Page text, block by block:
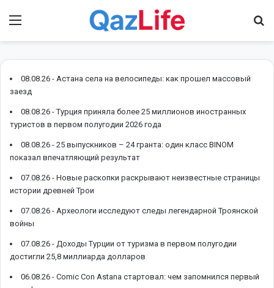
08.08.26 - Астана села на велосипеды: как прошел массовый
заезд
08.08.26 -Турция приняла более 25 миллионов иностранных
туристов в первом полугодии 2026 года
08.08.26 - 25 выпускников – 24 гранта: один класс BINOM
показал впечатляющий результат
07.08.26 - Новые раскопки раскрывают неизвестные страницы
истории древней Трои
07.08.26 - Археологи исследуют следы легендарной Троянской
войны
07.08.26 - Доходы Турции от туризма в первом полугодии
достигли 25,8 миллиарда долларов
06.08.26 - Comic Con Astana стартовал: чем запомнился первый